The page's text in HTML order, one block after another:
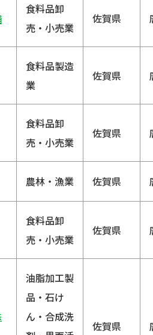
食料品卸
売・小売業
佐賀県
食料品製造
業
佐賀県
食料品卸
売・小売業
佐賀県
農林・漁業 佐賀県
食料品卸
売・小売業
佐賀県
油脂加工製
品・石け
ん・合成洗
佐賀県